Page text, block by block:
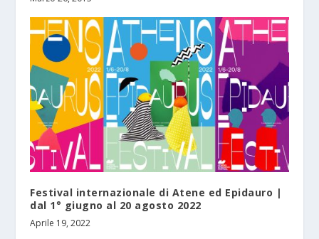
Festival internazionale di Atene ed Epidauro |
dal 1° giugno al 20 agosto 2022
Aprile 19, 2022